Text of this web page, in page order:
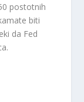
postotnih
biti
da Fed